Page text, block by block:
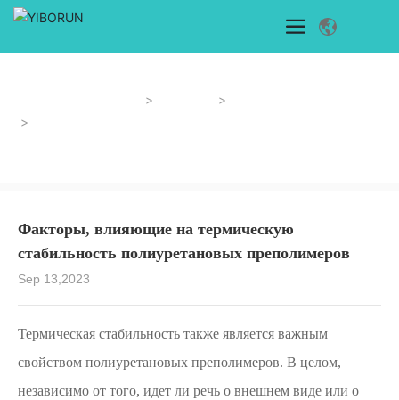
Факторы, влияющие на термическую
стабильность полиуретановых преполимеров
Sep 13,2023
Термическая стабильность также является важным
свойством полиуретановых преполимеров. В целом,
независимо от того, идет ли речь о внешнем виде или о